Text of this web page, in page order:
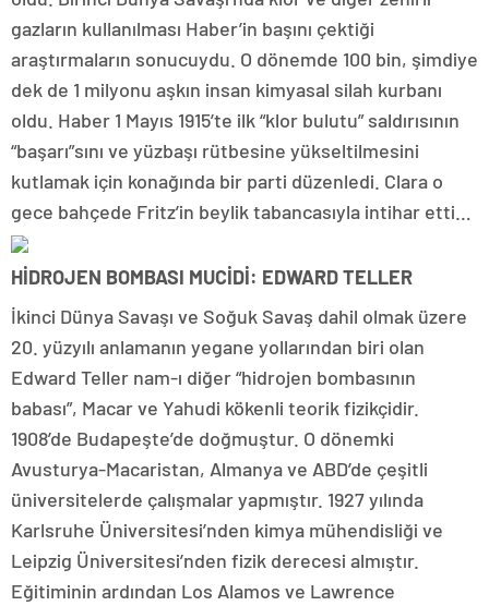
gazların kullanılması Haber’in başını çektiği
araştırmaların sonucuydu. O dönemde 100 bin, şimdiye
dek de 1 milyonu aşkın insan kimyasal silah kurbanı
oldu. Haber 1 Mayıs 1915’te ilk “klor bulutu” saldırısının
“başarı”sını ve yüzbaşı rütbesine yükseltilmesini
kutlamak için konağında bir parti düzenledi. Clara o
gece bahçede Fritz’in beylik tabancasıyla intihar etti…
HİDROJEN BOMBASI MUCİDİ: EDWARD TELLER
İkinci Dünya Savaşı ve Soğuk Savaş dahil olmak üzere
20. yüzyılı anlamanın yegane yollarından biri olan
Edward Teller nam-ı diğer “hidrojen bombasının
babası”, Macar ve Yahudi kökenli teorik fizikçidir.
1908’de Budapeşte’de doğmuştur. O dönemki
Avusturya-Macaristan, Almanya ve ABD’de çeşitli
üniversitelerde çalışmalar yapmıştır. 1927 yılında
Karlsruhe Üniversitesi’nden kimya mühendisliği ve
Leipzig Üniversitesi’nden fizik derecesi almıştır.
Eğitiminin ardından Los Alamos ve Lawrence